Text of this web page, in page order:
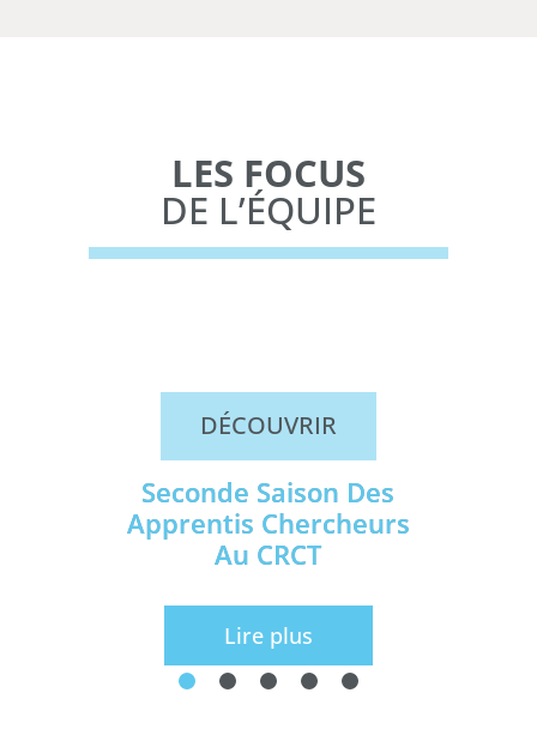
LES FOCUS
DE L’ÉQUIPE
DÉCOUVRIR
Seconde Saison Des
Apprentis Chercheurs
Au CRCT
Lire plus